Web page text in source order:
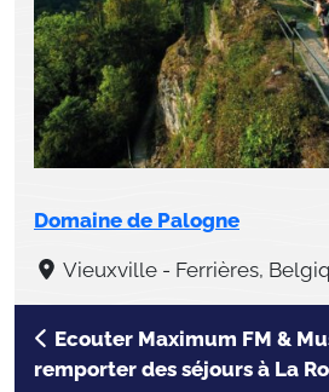
Domaine de Palogne
Vieuxville - Ferrières,
Ecouter Maximum FM &
remporter des séjours à La